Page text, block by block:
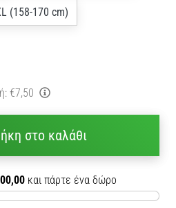
(158-170 cm)
€7,50
στο καλάθι
και πάρτε ένα δώρο